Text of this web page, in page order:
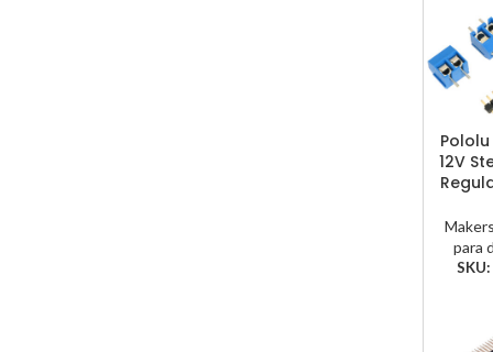
12V
para
SKU: